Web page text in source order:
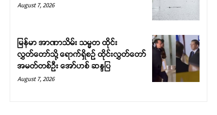
August 7, 2026
မြန်မာ အာဏာသိမ်း သမ္မတ ထိုင်း
လွှတ်တော်သို့ ရောက်ရှိစဉ် ထိုင်းလွှတ်တော်
အမတ်တစ်ဦး အော်ဟစ် ဆန္ဒပြ
August 7, 2026